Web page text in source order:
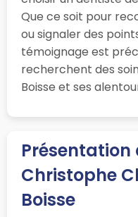
Que ce soit pour
ou signaler des
témoignage est
recherchent des
Boisse et ses
Christophe
Boisse